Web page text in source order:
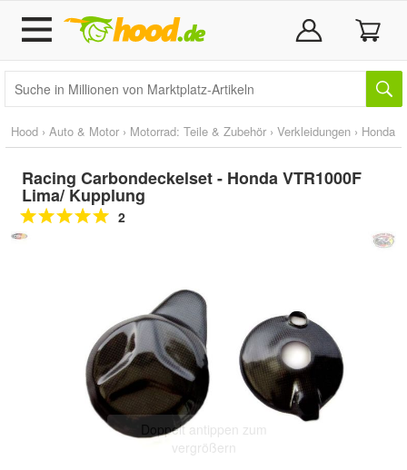
Hood › Auto & Motor › Motorrad: Teile & Zubehör › Verkleidungen › Honda
Racing Carbondeckelset - Honda VTR1000F
Lima/ Kupplung
2
Doppelt antippen zum
vergrößern